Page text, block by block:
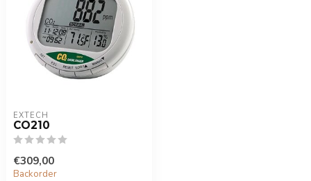
EXTECH
CO210
€309,00
Backorder